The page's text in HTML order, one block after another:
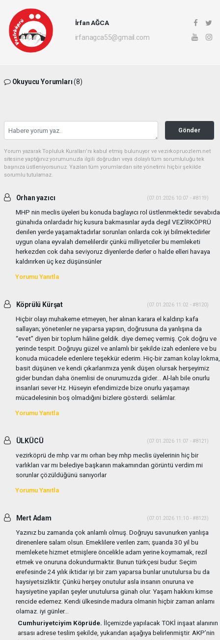
İrfan AĞCA
irfanagca55@gmail.com
Okuyucu Yorumları(8)
Gönder
Yorum yazarak Topluluk Kuralları’nı kabul etmiş bulunuyor ve vezirkopruozlem.net
sitesine yaptığınız yorumunuzla ilgili doğrudan veya dolaylı tüm sorumluluğu tek
başınıza üstleniyorsunuz. Yazılan tüm yorumlardan site yönetimi hiçbir şekilde
sorumlu tutulamaz.
Orhan yazıcı (07.01.2026 10:07 - #8119)
MHP nin meclis üyeleri bu konuda baglayıcı rol üstlenmektedir sevabıda
günahıda onlardadır hiç kusura bakmasınlar ayda degil VEZİRKÖPRÜ
denilen yerde yaşamaktadırlar sorunları onlarda cok iyi bilmektedirler
uygun olana eyvalah demelilerdir çünkü milliyetciler bu memleketi
herkezden cok daha seviyoruz diyenlerde derler o halde elleri havaya
kaldırırken üç kez düşünsünler
Yorumu Yanıtla
Köprülü Kürşat (07.01.2026 11:02 - #8120)
Hiçbir olayı muhakeme etmeyen, her alınan karara el kaldırıp kafa
sallayan; yönetenler ne yaparsa yapsın, doğrusuna da yanlışına da
“evet” diyen bir toplum hâline geldik. diye demeç vermiş. Çok doğru ve
yerinde tespit. Doğruyu güzel ve anlamlı bir şekilde izah edenlere ve bu
konuda mücadele edenlere teşekkür ederim. Hiç-bir zaman kolay lokma,
basit düşünen ve kendi çıkarlarımıza yenik düşen olursak herşeyimiz
gider bundan daha önemlisi de onurumuzda gider... Al-lah bile onurlu
insanlari sever Hz. Hüseyin efendimizde bize onurlu yaşamayı
mücadelesinin boş olmadığıni bizlere gösterdi. selâmlar.
Yorumu Yanıtla
ÜLKÜCÜ (07.01.2026 11:07 - #8121)
vezirköprü de mhp var mı orhan bey mhp meclis üyelerinin hiç bir
varlıkları var mı belediye başkanın makamından görüntü verdim mi
sorunlar çözüldüğünü sanıyorlar
Yorumu Yanıtla
Mert Adam (07.01.2026 11:10 - #8123)
Yazınız bu zamanda çok anlamlı olmuş. Doğruyu savunurken yanlışa
direnenlere salam olsun. Emeklilere verilen zam; şuanda 30 yil bu
memlekete hizmet etmişlere öncelikle adam yerine koymamak, rezil
etmek ve onuruna dokundurmaktir. Bunun türkçesi budur. Seçim
erefesinde 24 yılık iktidar iyi bir zam yaparsa bunlar unutulursa bu da
haysiyetsizliktir. Çünkü herşey onutulur asla insanın onuruna ve
haysiyetine yapilan şeyler unutulursa günah olur. Yaşam hakkını kimse
rencide edemez. Kendi ülkesinde madura olmanin hiçbir zaman anlamı
olamaz. iyi günler...
Cumhuriyetciyim Köprüde. İlçemizde yapılacak TOKİ inşaat alanının
arsası adrese teslim şekilde, yukarıdan aşağıya belirlenmiştir. AKP’nin